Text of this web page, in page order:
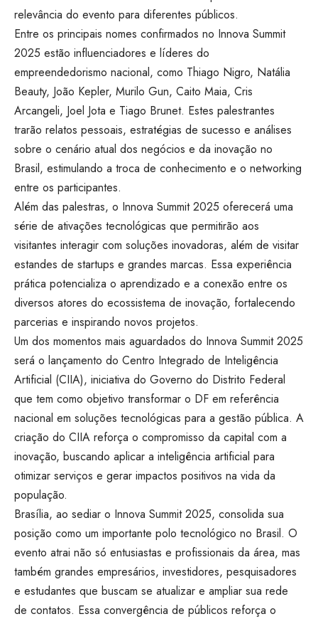
relevância do evento para diferentes públicos.
Entre os principais nomes confirmados no Innova Summit
2025 estão influenciadores e líderes do
empreendedorismo nacional, como Thiago Nigro, Natália
Beauty, João Kepler, Murilo Gun, Caito Maia, Cris
Arcangeli, Joel Jota e Tiago Brunet. Estes palestrantes
trarão relatos pessoais, estratégias de sucesso e análises
sobre o cenário atual dos negócios e da inovação no
Brasil, estimulando a troca de conhecimento e o networking
entre os participantes.
Além das palestras, o Innova Summit 2025 oferecerá uma
série de ativações tecnológicas que permitirão aos
visitantes interagir com soluções inovadoras, além de visitar
estandes de startups e grandes marcas. Essa experiência
prática potencializa o aprendizado e a conexão entre os
diversos atores do ecossistema de inovação, fortalecendo
parcerias e inspirando novos projetos.
Um dos momentos mais aguardados do Innova Summit 2025
será o lançamento do Centro Integrado de Inteligência
Artificial (CIIA), iniciativa do Governo do Distrito Federal
que tem como objetivo transformar o DF em referência
nacional em soluções tecnológicas para a gestão pública. A
criação do CIIA reforça o compromisso da capital com a
inovação, buscando aplicar a inteligência artificial para
otimizar serviços e gerar impactos positivos na vida da
população.
Brasília, ao sediar o Innova Summit 2025, consolida sua
posição como um importante polo tecnológico no Brasil. O
evento atrai não só entusiastas e profissionais da área, mas
também grandes empresários, investidores, pesquisadores
e estudantes que buscam se atualizar e ampliar sua rede
de contatos. Essa convergência de públicos reforça o